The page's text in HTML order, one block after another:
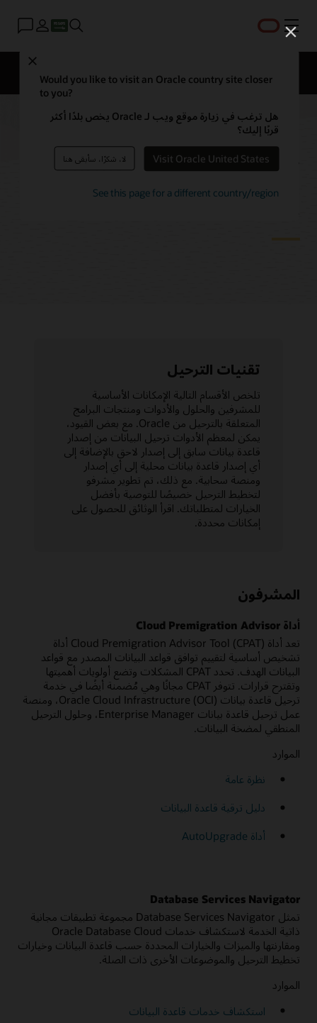
القائمة
Would you like to visit an Oracle country site closer
to you?
هل ترغب في زيارة موقع ويب لـ Oracle يخص بلدًا أكثر
قربًا إليك؟
Visit Oracle United States لا، شكرًا، سأبقى هنا
See this page for a different country/region
تقنيات ترحيل Oracle
Database
تقنيات الترحيل
تلخص الأقسام التالية الإمكانات الأساسية
للمشرفين والحلول والأدوات ومنتجات البرامج
المتعلقة بالترحيل من Oracle. مع بعض القيود،
يمكن لمعظم الأدوات ترحيل البيانات من إصدار
قاعدة بيانات سابق إلى إصدار لاحق بالإضافة إلى
أي إصدار قاعدة بيانات محلية إلى أي إصدار
ومنصة سحابية. مع ذلك، تم تطوير مشرفو
لتخطيط الترحيل خصيصًا للتوصية بأفضل
الخيارات لمتطلباتك. اقرأ الوثائق للحصول على
إمكانات محددة.
المشرفون
أداة Cloud Premigration Advisor
تعد أداة Cloud Premigration Advisor Tool (CPAT) أداة
تشخيص أساسية لتقييم توافق قواعد البيانات المصدر مع قواعد
البيانات الهدف. تحدد CPAT المشكلات وتضع أولويات أهميتها
وتقترح قرارات. تتوفر CPAT مجانًا وهي مُضمنة أيضًا في خدمة
ترحيل قاعدة بيانات Oracle Cloud Infrastructure (OCI)، ومنصة
عمل ترحيل قاعدة بيانات Enterprise Manager، وحلول الترحيل
المنطقي لمضخة البيانات.
الموارد
نظرة عامة
دليل ترقية قاعدة البيانات
أداة AutoUpgrade
Database Services Navigator
تمثل Database Services Navigator مجموعة تطبيقات مجانية
ذاتية الخدمة لاستكشاف خدمات Oracle Database Cloud
ومقارنتها والميزات والخيارات المحددة حسب قاعدة البيانات وخيارات
تخطيط الترحيل والموضوعات الأخرى ذات الصلة.
الموارد
استكشاف خدمات قاعدة البيانات